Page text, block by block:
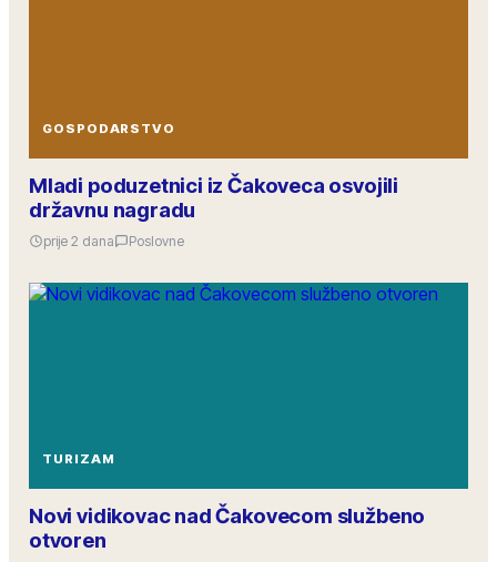
GOSPODARSTVO
Mladi poduzetnici iz Čakoveca osvojili
državnu nagradu
prije 2 dana Poslovne
TURIZAM
Novi vidikovac nad Čakovecom službeno
otvoren